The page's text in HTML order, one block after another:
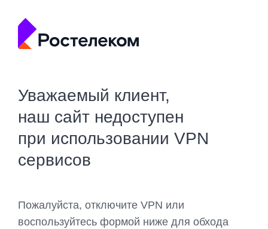
Уважаемый клиент,
наш сайт недоступен
при использовании VPN
сервисов
Пожалуйста, отключите VPN или
воспользуйтесь формой ниже для обхода